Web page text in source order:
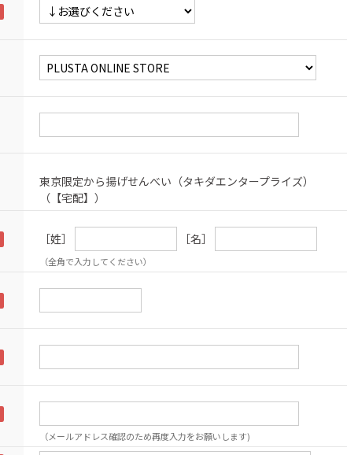
東京限定から揚げせんべい（タキダエンタープライズ）
（【宅配】）
［姓］ ［名］
（全角で入力してください）
（メールアドレス確認のため再度入力をお願いします)